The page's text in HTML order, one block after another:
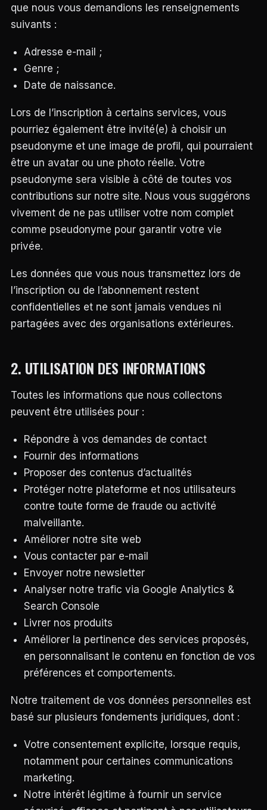
que nous vous demandions les renseignements
suivants :
Adresse e-mail ;
Genre ;
Date de naissance.
Lors de l’inscription à certains services, vous
pourriez également être invité(e) à choisir un
pseudonyme et une image de profil, qui pourraient
être un avatar ou une photo réelle. Votre
pseudonyme sera visible à côté de toutes vos
contributions sur notre site. Nous vous suggérons
vivement de ne pas utiliser votre nom complet
comme pseudonyme pour garantir votre vie
privée.
Les données que vous nous transmettez lors de
l’inscription ou de l’abonnement restent
confidentielles et ne sont jamais vendues ni
partagées avec des organisations extérieures.
2. UTILISATION DES INFORMATIONS
Toutes les informations que nous collectons
peuvent être utilisées pour :
Répondre à vos demandes de contact
Fournir des informations
Proposer des contenus d’actualités
Protéger notre plateforme et nos utilisateurs
contre toute forme de fraude ou activité
malveillante.
Améliorer notre site web
Vous contacter par e-mail
Envoyer notre newsletter
Analyser notre trafic via Google Analytics &
Search Console
Livrer nos produits
Améliorer la pertinence des services proposés,
en personnalisant le contenu en fonction de vos
préférences et comportements.
Notre traitement de vos données personnelles est
basé sur plusieurs fondements juridiques, dont :
Votre consentement explicite, lorsque requis,
notamment pour certaines communications
marketing.
Notre intérêt légitime à fournir un service